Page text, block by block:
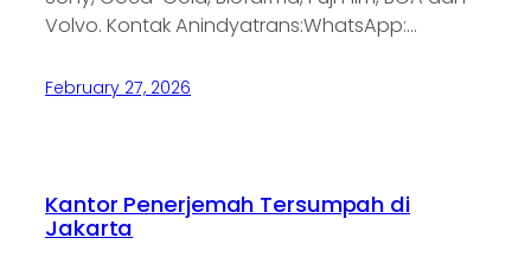
Volvo. Kontak Anindyatrans:WhatsApp:…
February 27, 2026
Kantor Penerjemah Tersumpah di
Jakarta